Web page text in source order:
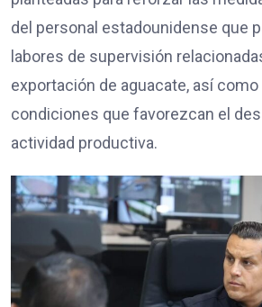
del personal estadounidense que
labores de supervisión
exportación de aguacate, así
condiciones que favorezcan el
actividad productiva.